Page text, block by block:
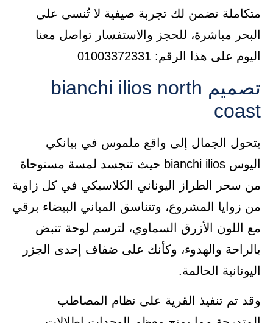
متكاملة تضمن لك تجربة صيفية لا تُنسى على
البحر مباشرة، للحجز والاستفسار تواصل معنا
اليوم على هذا الرقم: 01003372331
تصميم bianchi ilios north
coast
يتحول الجمال إلى واقع ملموس في بيانكي
اليوس bianchi ilios حيث تتجسد لمسة مستوحاة
من سحر الطراز اليوناني الكلاسيكي في كل زاوية
من زوايا المشروع، وتتناسق المباني البيضاء برقي
مع اللون الأزرق السماوي، لترسم لوحة تنبض
بالراحة والهدوء، وكأنك على ضفاف إحدى الجزر
اليونانية الحالمة.
وقد تم تنفيذ القرية على نظام المصاطب